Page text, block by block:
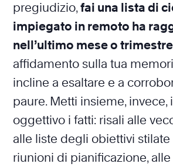
pregiudizio, fai una lista di
impiegato in remoto ha
nell’ultimo mese o trimestre
affidamento sulla tua
incline a esaltare e a
paure. Metti insieme, invece,
oggettivo i fatti: risali alle
alle liste degli obiettivi
riunioni di pianificazione,